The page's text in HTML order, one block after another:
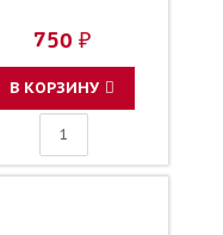
750 ₽
В КОРЗИНУ